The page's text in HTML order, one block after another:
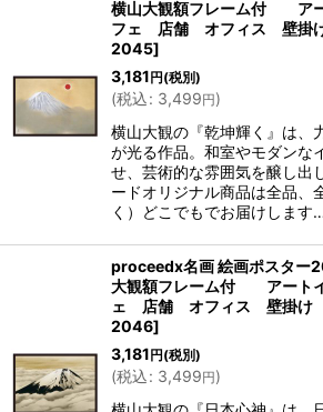
横山大観額フレーム付 ア
フェ 店舗 オフィス 壁掛
2045]
3,181円(税別)
(税込: 3,499円)
横山大観の『乾坤輝く』は、
が光る作品。和室やモダンな
せ、芸術的な雰囲気を醸し
ードオリジナル商品は全品、
く）どこでもでお届けします
proceedx名画 絵画ポスター
大観額フレーム付 アート
ェ 店舗 オフィス 壁掛け
2046]
3,181円(税別)
(税込: 3,499円)